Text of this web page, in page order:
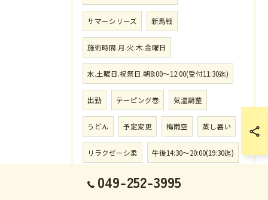
サマーシリーズ 新馬戦
施術時間.月.火.木.金曜日
水.土曜日.祝祭日.朝8:00〜12:00(受付11:30迄)
出勤 テーピング巻 気温調整
うどん 予定変更 梅雨空 蒸し暑い
リラクゼーシ柔 午後14:30〜20:00(19:30迄)
熱帯低気圧 さきたま杯
049-252-3995